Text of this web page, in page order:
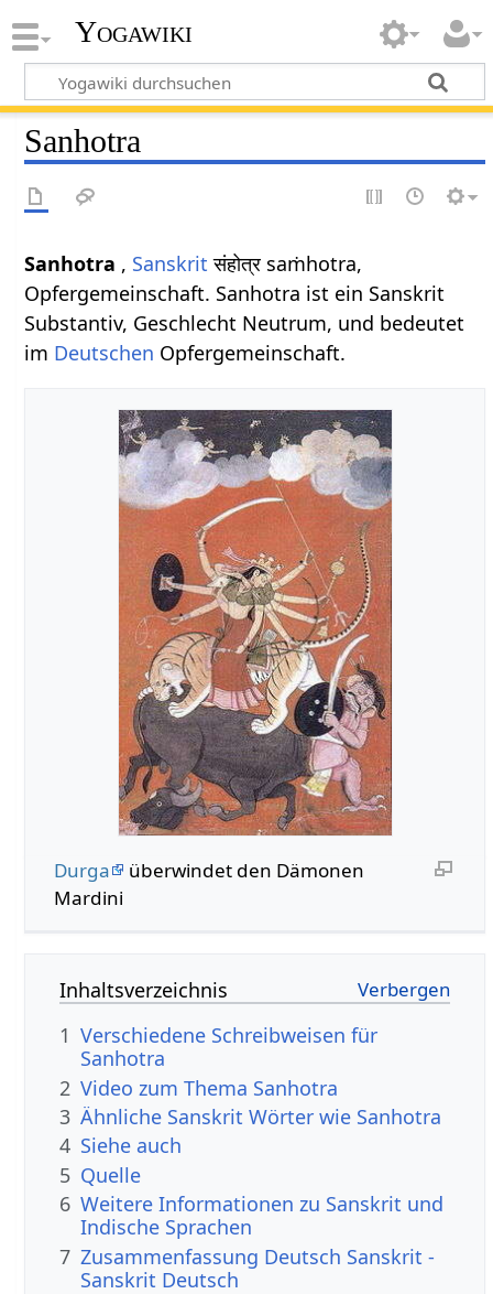
Yogawiki
Sanhotra
Sanhotra , Sanskrit संहोत्र saṁhotra,
Opfergemeinschaft. Sanhotra ist ein Sanskrit
Substantiv, Geschlecht Neutrum, und bedeutet
im Deutschen Opfergemeinschaft.
Durga
überwindet den Dämonen
Mardini
Inhaltsverzeichnis
1 Verschiedene Schreibweisen für
Sanhotra
2 Video zum Thema Sanhotra
3 Ähnliche Sanskrit Wörter wie Sanhotra
4 Siehe auch
5 Quelle
6 Weitere Informationen zu Sanskrit und
Indische Sprachen
7 Zusammenfassung Deutsch Sanskrit -
Sanskrit Deutsch